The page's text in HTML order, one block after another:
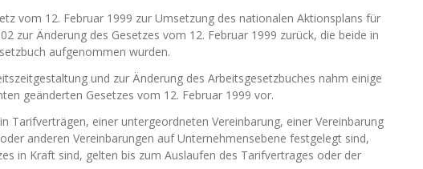
vom 12. Februar 1999 zur Umsetzung des nationalen Aktionsplans für
zur Änderung des Gesetzes vom 12. Februar 1999 zurück, die beide in
aufgenommen wurden.
und zur Änderung des Arbeitsgesetzbuches nahm einige
geänderten Gesetzes vom 12. Februar 1999 vor.
Tarifverträgen, einer untergeordneten Vereinbarung, einer Vereinbarung
anderen Vereinbarungen auf Unternehmensebene festgelegt sind,
in Kraft sind, gelten bis zum Auslaufen des Tarifvertrages oder der